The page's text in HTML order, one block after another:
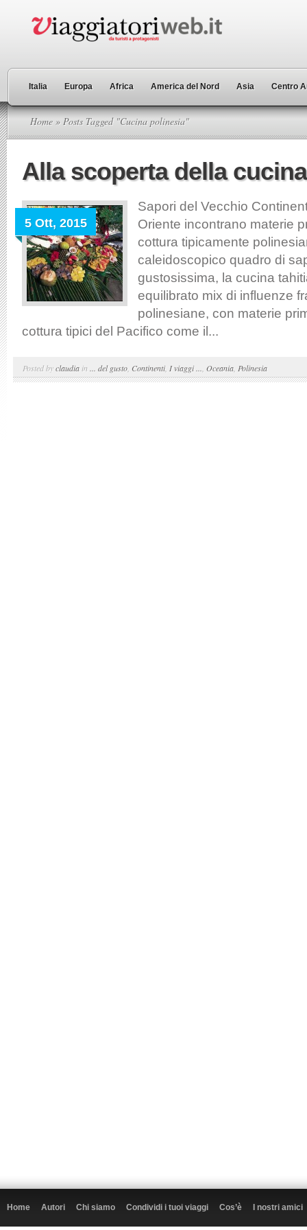
Italia Europa Africa America del Nord Asia Centro
Home » Posts Tagged "Cucina polinesia"
Alla scoperta della
5 Ott, 2015
Sapori del Vecchio
Oriente incontrano materie
cottura tipicamente
caleidoscopico quadro di
gustosissima, la cucina
equilibrato mix di influenze
polinesiane, con materie
cottura tipici del Pacifico come il...
Posted byclaudia in ... del gusto Continenti, I viaggi ... Oceania Polinesia
Home Autori Chi siamo Condividi i tuoi viaggi Cos’è I nostri amici